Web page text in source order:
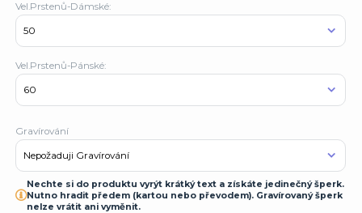
Vel.Prstenů-Dámské:
Vel.Prstenů-Pánské:
Gravírování
Nechte si do produktu vyrýt krátký text a získáte jedinečný šperk.
Nutno hradit předem (kartou nebo převodem). Gravírovaný šperk
nelze vrátit ani vyměnit.